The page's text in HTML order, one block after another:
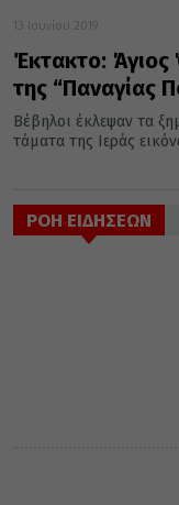
13 Ιουνίου 2019
Έκτακτο:
της “Παναγίας
Βέβηλοι έκλεψαν τα
τάματα της Ιεράς
ΡΟΗ ΕΙΔΗΣΕΩΝ